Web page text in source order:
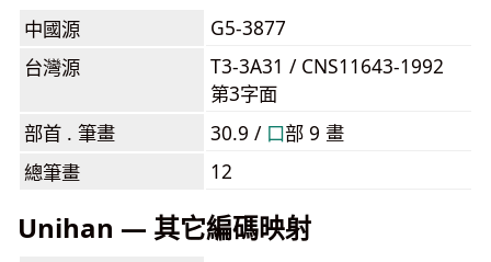
中國源
G5-3877
台灣源
T3-3A31 / CNS11643-1992
第3字面
部首 . 筆畫
30.9 / ⼝部 9 畫
總筆畫
12
Unihan — 其它編碼映射